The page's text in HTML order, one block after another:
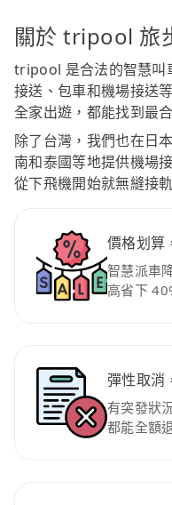
關於 tripool 旅
tripool 是合法的智慧叫
接送、包車和機場接送
全家出遊，都能找到最
除了台灣，我們也在日
南和泰國等地提供機場
從下飛機開始就無縫接
價格划算
智慧派車
高省下
彈性取消
有突發狀
都能全額